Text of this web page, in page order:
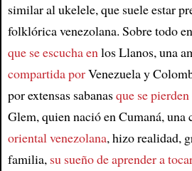
Article
similar al ukelele, que suele estar
folklórica venezolana. Sobre todo
que se escucha enlos Llanos, una
compartida porVenezuela y
por extensas sabanasque se
Glem, quien nació en Cumaná, una
oriental venezolana, hizo realidad,
familia, su sueño de aprender a